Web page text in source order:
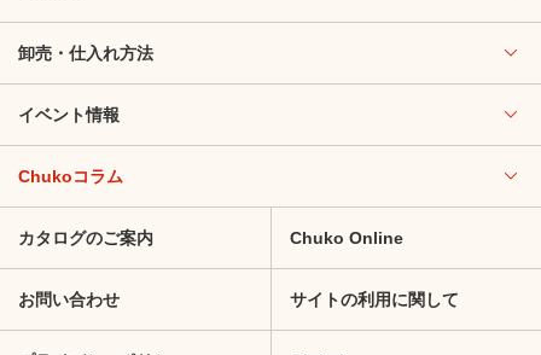
卸売・仕入れ方法
イベント情報
Chukoコラム
カタログのご案内 Chuko Online
お問い合わせ サイトの利用に関して